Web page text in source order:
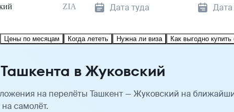
ZIA Дата туда Дата
Цены по месяцам Когда лететь Нужна ли виза Как выгодно купить
в Жуковский
на перелёты Ташкент — Жуковский на
самолёт.